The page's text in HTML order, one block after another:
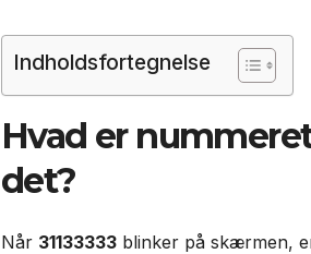
Indholdsfortegnelse
Hvad er
det?
Når 31133333 blinker på skærmen,